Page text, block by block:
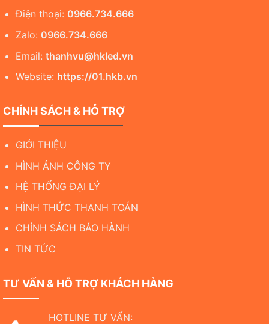
Điện thoại: 0966.734.666
Zalo: 0966.734.666
Email: thanhvu@hkled.vn
Website: https://01.hkb.vn
CHÍNH SÁCH & HỖ TRỢ
GIỚI THIỆU
HÌNH ẢNH CÔNG TY
HỆ THỐNG ĐẠI LÝ
HÌNH THỨC THANH TOÁN
CHÍNH SÁCH BẢO HÀNH
TIN TỨC
TƯ VẤN & HỖ TRỢ KHÁCH HÀNG
HOTLINE TƯ VẤN: